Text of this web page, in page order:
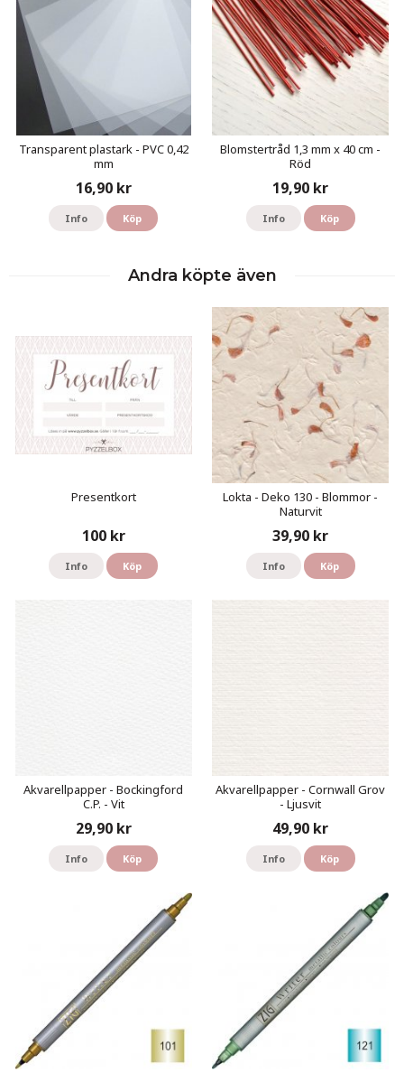
Transparent plastark - PVC 0,42
mm
16,90 kr
Info Köp
Blomstertråd 1,3 mm x 40 cm -
Röd
19,90 kr
Info Köp
Andra köpte även
Presentkort
100 kr
Info Köp
Lokta - Deko 130 - Blommor -
Naturvit
39,90 kr
Info Köp
Akvarellpapper - Bockingford
C.P. - Vit
29,90 kr
Info Köp
Akvarellpapper - Cornwall Grov
- Ljusvit
49,90 kr
Info Köp